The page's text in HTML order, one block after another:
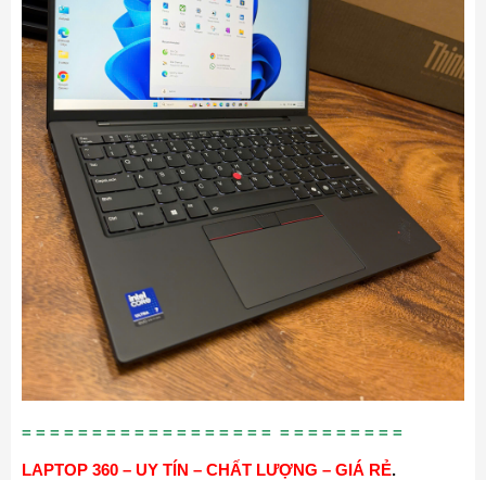
= = = = = = = = = = = = = = = = = = = = = = = = = = =
LAPTOP 360 – UY TÍN – CHẤT LƯỢNG – GIÁ RẺ.